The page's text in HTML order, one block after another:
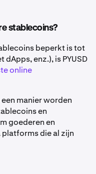
stablecoins?
beperkt is tot
enz.), is PYUSD
online
manier worden
en
goederen en
die al zijn